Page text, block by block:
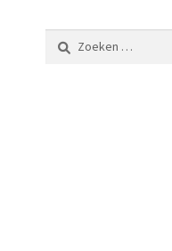
Zoeken
naar: